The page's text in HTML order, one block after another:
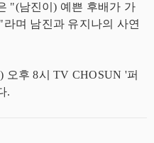
"(남진이) 예쁜 후배가 가
며 남진과 유지나의 사연
오후 8시 TV CHOSUN '퍼
.